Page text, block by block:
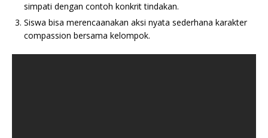
simpati dengan contoh konkrit tindakan.
Siswa bisa merencaanakan aksi nyata sederhana karakter
compassion bersama kelompok.